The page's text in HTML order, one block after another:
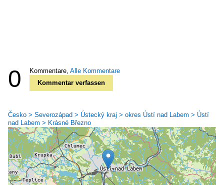
0 Kommentare, Alle Kommentare
Kommentar verfassen
Česko > Severozápad > Ústecký kraj > okres Ústí nad Labem > Ústí
nad Labem > Krásné Březno